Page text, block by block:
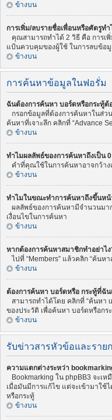
ข้างบน
การเพิ่ม/ลบรายชื่อเพื่อนหรือศัตรูทำ
คุณสามารถทำได้ 2 วิธี คือ การเ
แป้นควบคุมของผู้ใช้ ในการลบข้อมู
ข้างบน
การค้นหาข้อมูลในฟอรั่ม
ฉันต้องการค้นหา บอร์ดหรือกระทู้ต้
กรอกข้อมูลที่ต้องการค้นหาในส่ว
ค้นหาที่เจาะลึก คลิกที่ “Advance
ข้างบน
ทำไมผลลัพธ์ของการค้นหาถึงเป็น
คำที่คุณใช้ในการค้นหาอาจกว้าง
ข้างบน
ทำไมในขณะทำการค้นหาถึงขึ้นหน้
ผลลัพธ์ของการค้นหามีจำนวนมาก
เงื่อนไขในการค้นหา
ข้างบน
หากต้องการค้นหาสมาชิกทำอย่าไง
ไปที่ “Members” แล้วคลิก “ค้นหา
ข้างบน
ต้องการค้นหา บอร์ดหรือ กระทู้ที่ฉัน
สามารถทำได้โดย คลิกที่ “ค้นหา
ของประวัติ เพื่อค้นหา บอร์ดหรือกร
ข้างบน
รับข่าวสารหัวข้อและราย
ความแตกต่างระหว่า
Bookmarking ใน phpBB3 จะเ
เมื่อมันมีการแก้ไข แต่จะเข้ามาใช้
หรือกระทู้
ข้างบน